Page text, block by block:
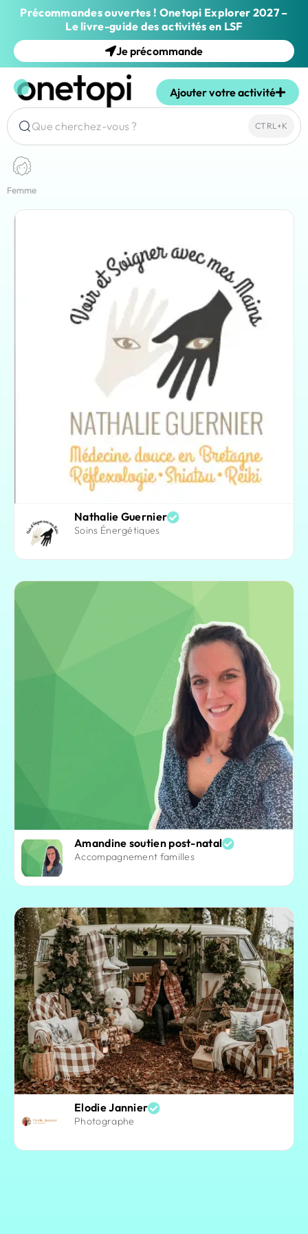
Précommandes ouvertes ! Onetopi Explorer 2027 –
Le livre-guide des activités en LSF
Je précommande
Ajouter votre activité
Que cherchez-vous ? CTRL+K
Femme
Nathalie Guernier
Soins Énergétiques
Amandine soutien post-natal
Accompagnement familles
Elodie Jannier
Photographe